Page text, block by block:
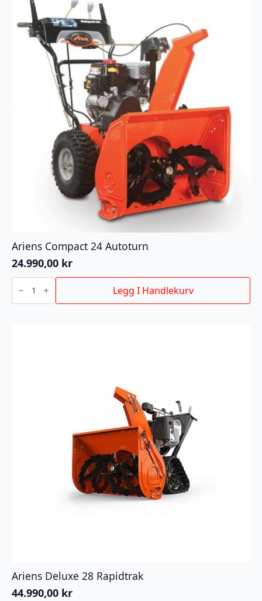
Ariens Compact 24 Autoturn
24.990,00 kr
Ariens
Compact
Autoturn
Legg I Handlekurv
Ariens Deluxe 28 Rapidtrak
44.990,00 kr